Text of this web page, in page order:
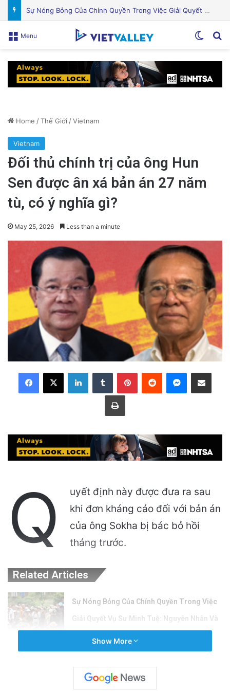
Khám Phá Máy Đào Hầm Nổ Đá Đầu Tiên Trên Thế Giới: Bước Đột Phá Trong Công Nghệ Xây Dựng
Menu
Home /Thế Giới /Vietnam
Vietnam
Đối thủ chính trị của ông Hun
Sen được ân xá bản án 27 năm
tù, có ý nghĩa gì?
May 25, 2026 Less than a minute
LinkedInTumblr PinterestReddit Messenger
Share via Email
Print
Q
uyết định này được đưa ra sau
khi đơn kháng cáo đối với bản án
của ông Sokha bị bác bỏ hồi
tháng trước.
Related Articles
Sự Nóng Bỏng Của Chính Quyền Trong Việc
Giải Quyết Vụ Sư Minh Tuệ: Nguyên Nhân Và
Công an Siết Chặt Quản Lý Người Dùng Mạng
Xã Hội: Nhận Diện ‘Phản Động’ Theo Quan
Show More